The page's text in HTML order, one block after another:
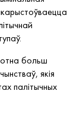
больш
якія
палітычных